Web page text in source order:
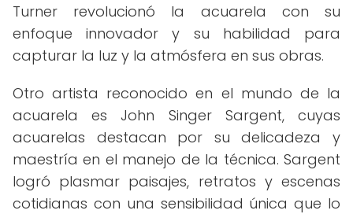
Turner revolucionó la acuarela con su
enfoque innovador y su habilidad para
capturar la luz y la atmósfera en sus obras.
Otro artista reconocido en el mundo de la
acuarela es John Singer Sargent, cuyas
acuarelas destacan por su delicadeza y
maestría en el manejo de la técnica. Sargent
logró plasmar paisajes, retratos y escenas
cotidianas con una sensibilidad única que lo